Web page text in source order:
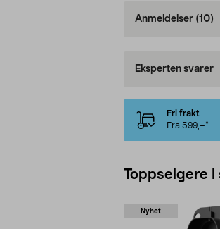
Anmeldelser (10)
Eksperten svarer
Fri frakt
Fra 599,–*
Toppselgere
Nyhet